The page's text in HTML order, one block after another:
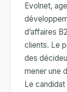
Evolnet,
d’affaires
clients. Le
des
mener une
Le